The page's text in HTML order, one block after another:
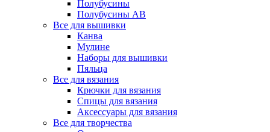
Полубусины
Полубусины AB
Все для вышивки
Канва
Мулине
Наборы для вышивки
Пяльца
Все для вязания
Крючки для вязания
Спицы для вязания
Аксессуары для вязания
Все для творчества